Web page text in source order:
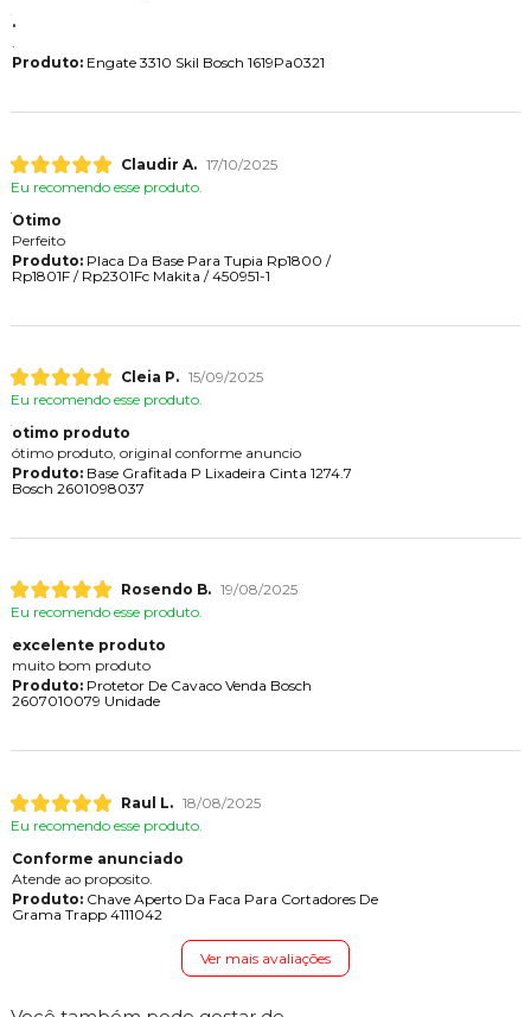
.
.
Produto:Engate 3310 Skil Bosch 1619Pa0321
Claudir A. 17/10/2025
Eu recomendo esse produto.
Otimo
Perfeito
Produto:Placa Da Base Para Tupia Rp1800 /
Rp1801F / Rp2301Fc Makita / 450951-1
Cleia P. 15/09/2025
Eu recomendo esse produto.
otimo produto
ótimo produto, original conforme anuncio
Produto:Base Grafitada P Lixadeira Cinta 1274.7
Bosch 2601098037
Rosendo B. 19/08/2025
Eu recomendo esse produto.
excelente produto
muito bom produto
Produto:Protetor De Cavaco Venda Bosch
2607010079 Unidade
Raul L. 18/08/2025
Eu recomendo esse produto.
Conforme anunciado
Atende ao proposito.
Produto:Chave Aperto Da Faca Para Cortadores De
Grama Trapp 4111042
Ver mais avaliações